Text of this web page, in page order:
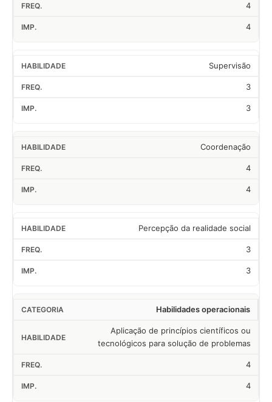
4
4
Supervisão
3
3
Coordenação
4
4
Percepção da realidade social
3
3
Habilidades operacionais
Aplicação de princípios científicos ou
tecnológicos para solução de problemas
4
4